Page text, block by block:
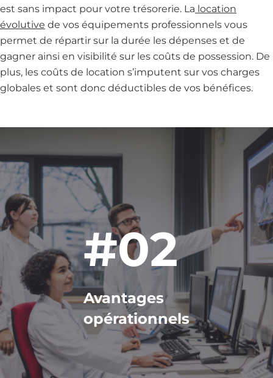
est sans impact pour votre trésorerie. La location
évolutive de vos équipements professionnels vous
permet de répartir sur la durée les dépenses et de
gagner ainsi en visibilité sur les coûts de possession. De
plus, les coûts de location s’imputent sur vos charges
globales et sont donc déductibles de vos bénéfices.
#02
Avantages
opérationnels